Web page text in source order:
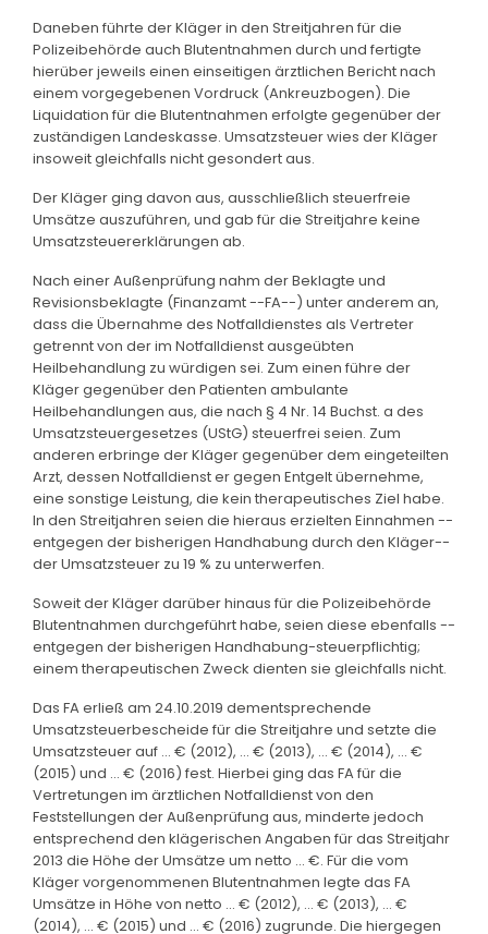
Daneben führte der Kläger in den Streitjahren für die
Polizeibehörde auch Blutentnahmen durch und fertigte
hierüber jeweils einen einseitigen ärztlichen Bericht nach
einem vorgegebenen Vordruck (Ankreuzbogen). Die
Liquidation für die Blutentnahmen erfolgte gegenüber der
zuständigen Landeskasse. Umsatzsteuer wies der Kläger
insoweit gleichfalls nicht gesondert aus.
Der Kläger ging davon aus, ausschließlich steuerfreie
Umsätze auszuführen, und gab für die Streitjahre keine
Umsatzsteuererklärungen ab.
Nach einer Außenprüfung nahm der Beklagte und
Revisionsbeklagte (Finanzamt --FA--) unter anderem an,
dass die Übernahme des Notfalldienstes als Vertreter
getrennt von der im Notfalldienst ausgeübten
Heilbehandlung zu würdigen sei. Zum einen führe der
Kläger gegenüber den Patienten ambulante
Heilbehandlungen aus, die nach § 4 Nr. 14 Buchst. a des
Umsatzsteuergesetzes (UStG) steuerfrei seien. Zum
anderen erbringe der Kläger gegenüber dem eingeteilten
Arzt, dessen Notfalldienst er gegen Entgelt übernehme,
eine sonstige Leistung, die kein therapeutisches Ziel habe.
In den Streitjahren seien die hieraus erzielten Einnahmen --
entgegen der bisherigen Handhabung durch den Kläger--
der Umsatzsteuer zu 19 % zu unterwerfen.
Soweit der Kläger darüber hinaus für die Polizeibehörde
Blutentnahmen durchgeführt habe, seien diese ebenfalls --
entgegen der bisherigen Handhabung-steuerpflichtig;
einem therapeutischen Zweck dienten sie gleichfalls nicht.
Das FA erließ am 24.10.2019 dementsprechende
Umsatzsteuerbescheide für die Streitjahre und setzte die
Umsatzsteuer auf ... € (2012), ... € (2013), ... € (2014), ... €
(2015) und ... € (2016) fest. Hierbei ging das FA für die
Vertretungen im ärztlichen Notfalldienst von den
Feststellungen der Außenprüfung aus, minderte jedoch
entsprechend den klägerischen Angaben für das Streitjahr
2013 die Höhe der Umsätze um netto ... €. Für die vom
Kläger vorgenommenen Blutentnahmen legte das FA
Umsätze in Höhe von netto ... € (2012), ... € (2013), ... €
(2014), ... € (2015) und ... € (2016) zugrunde. Die hiergegen